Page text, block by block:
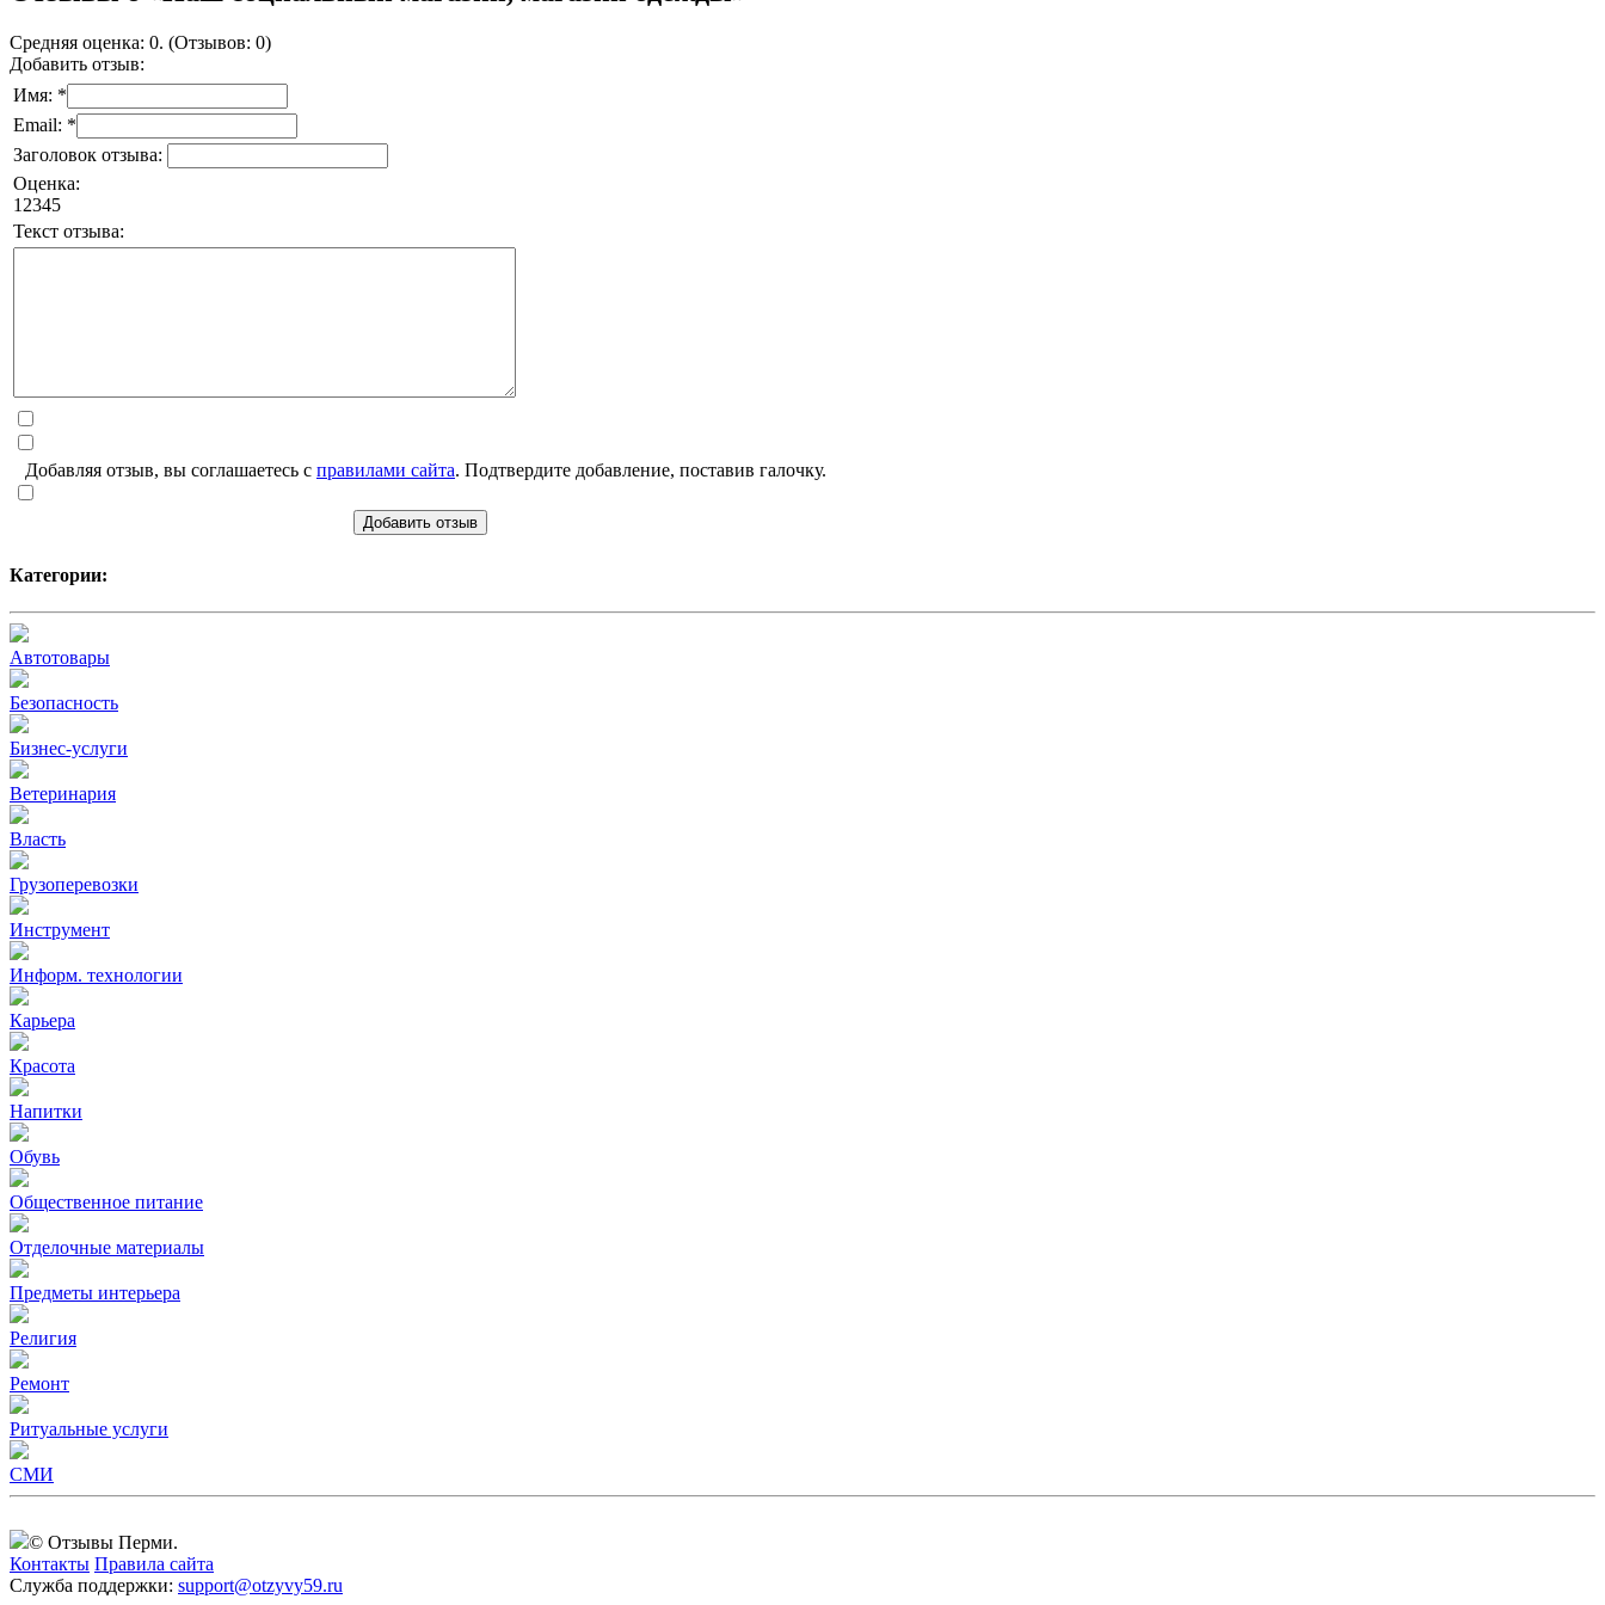
Средняя оценка: 0. (Отзывов: 0)
Добавить отзыв:
Имя: *
Email: *
Заголовок отзыва:
Оценка:
1 2345
Текст отзыва:
Добавляя отзыв, вы соглашаетесь с правилами сайта. Подтвердите добавление, поставив галочку.
Добавить отзыв
Категории:
Автотовары
Безопасность
Бизнес-услуги
Ветеринария
Власть
Грузоперевозки
Инструмент
Информ. технологии
Карьера
Красота
Напитки
Обувь
Общественное питание
Отделочные материалы
Предметы интерьера
Религия
Ремонт
Ритуальные услуги
СМИ
© Отзывы Перми.
Контакты Правила сайта
Служба поддержки: support@otzyvy59.ru